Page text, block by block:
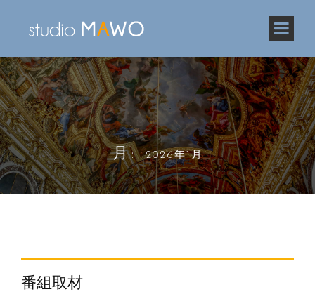
月:2026年1月
番組取材